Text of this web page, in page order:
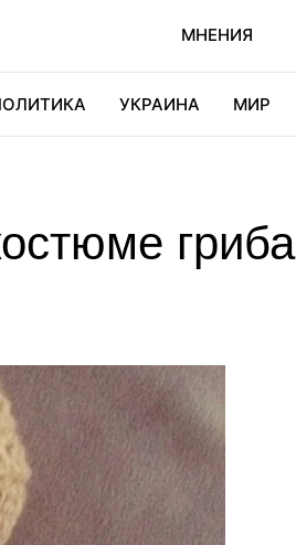
МНЕНИЯ
УКРАИНА МИР
гриба